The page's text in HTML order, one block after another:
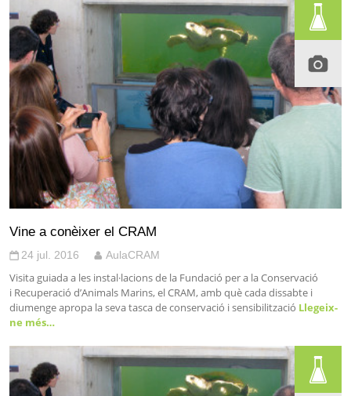
Vine a conèixer el CRAM
24 jul. 2016 AulaCRAM
Visita guiada a les instal·lacions de la Fundació per a la Conservació
i Recuperació d’Animals Marins, el CRAM, amb què cada dissabte i
diumenge apropa la seva tasca de conservació i sensibilització Llegeix-
ne més…